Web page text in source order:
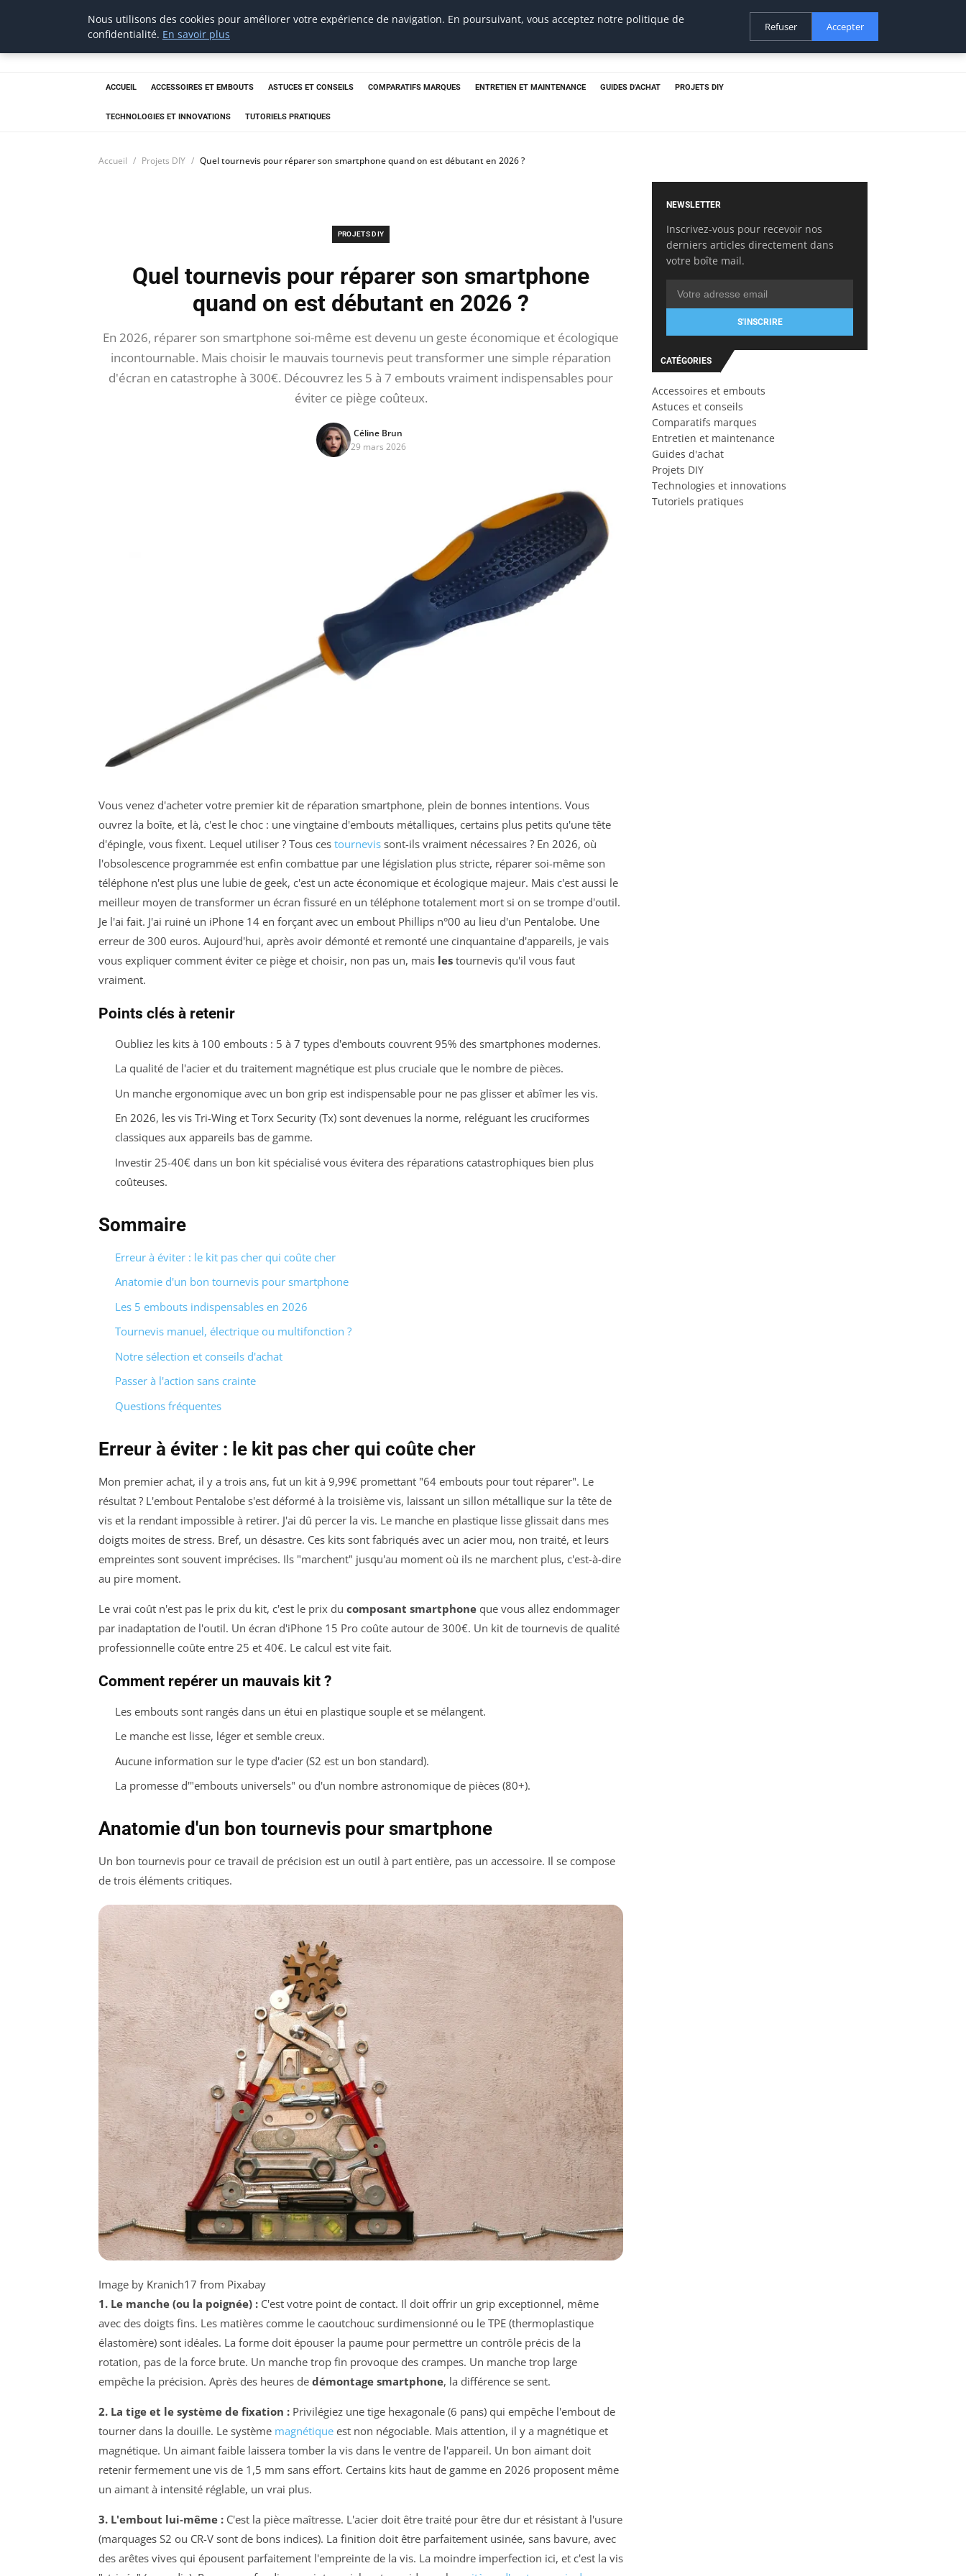
tournevis
malin
ACCUEIL ACCESSOIRES ET EMBOUTS ASTUCES ET CONSEILS COMPARATIFS MARQUES ENTRETIEN ET MAINTENANCE GUIDES D'ACHAT PROJETS DIY
TECHNOLOGIES ET INNOVATIONS TUTORIELS PRATIQUES
Accueil Projets DIY Quel tournevis pour réparer son smartphone quand on est débutant en 2026 ?
PROJETS DIY
Quel tournevis pour réparer son smartphone
quand on est débutant en 2026 ?
En 2026, réparer son smartphone soi-même est devenu un geste économique et écologique
incontournable. Mais choisir le mauvais tournevis peut transformer une simple réparation
d'écran en catastrophe à 300€. Découvrez les 5 à 7 embouts vraiment indispensables pour
éviter ce piège coûteux.
Céline Brun
29 mars 2026
Vous venez d'acheter votre premier kit de réparation smartphone, plein de bonnes intentions. Vous
ouvrez la boîte, et là, c'est le choc : une vingtaine d'embouts métalliques, certains plus petits qu'une tête
d'épingle, vous fixent. Lequel utiliser ? Tous ces tournevis sont-ils vraiment nécessaires ? En 2026, où
l'obsolescence programmée est enfin combattue par une législation plus stricte, réparer soi-même son
téléphone n'est plus une lubie de geek, c'est un acte économique et écologique majeur. Mais c'est aussi le
meilleur moyen de transformer un écran fissuré en un téléphone totalement mort si on se trompe d'outil.
Je l'ai fait. J'ai ruiné un iPhone 14 en forçant avec un embout Phillips n°00 au lieu d'un Pentalobe. Une
erreur de 300 euros. Aujourd'hui, après avoir démonté et remonté une cinquantaine d'appareils, je vais
vous expliquer comment éviter ce piège et choisir, non pas un, mais les tournevis qu'il vous faut
vraiment.
Points clés à retenir
Oubliez les kits à 100 embouts : 5 à 7 types d'embouts couvrent 95% des smartphones modernes.
La qualité de l'acier et du traitement magnétique est plus cruciale que le nombre de pièces.
Un manche ergonomique avec un bon grip est indispensable pour ne pas glisser et abîmer les vis.
En 2026, les vis Tri-Wing et Torx Security (Tx) sont devenues la norme, reléguant les cruciformes
classiques aux appareils bas de gamme.
Investir 25-40€ dans un bon kit spécialisé vous évitera des réparations catastrophiques bien plus
coûteuses.
Sommaire
Erreur à éviter : le kit pas cher qui coûte cher
Anatomie d'un bon tournevis pour smartphone
Les 5 embouts indispensables en 2026
Tournevis manuel, électrique ou multifonction ?
Notre sélection et conseils d'achat
Passer à l'action sans crainte
Questions fréquentes
Erreur à éviter : le kit pas cher qui coûte cher
Mon premier achat, il y a trois ans, fut un kit à 9,99€ promettant "64 embouts pour tout réparer". Le
résultat ? L'embout Pentalobe s'est déformé à la troisième vis, laissant un sillon métallique sur la tête de
vis et la rendant impossible à retirer. J'ai dû percer la vis. Le manche en plastique lisse glissait dans mes
doigts moites de stress. Bref, un désastre. Ces kits sont fabriqués avec un acier mou, non traité, et leurs
empreintes sont souvent imprécises. Ils "marchent" jusqu'au moment où ils ne marchent plus, c'est-à-dire
au pire moment.
Le vrai coût n'est pas le prix du kit, c'est le prix du composant smartphone que vous allez endommager
par inadaptation de l'outil. Un écran d'iPhone 15 Pro coûte autour de 300€. Un kit de tournevis de qualité
professionnelle coûte entre 25 et 40€. Le calcul est vite fait.
Comment repérer un mauvais kit ?
Les embouts sont rangés dans un étui en plastique souple et se mélangent.
Le manche est lisse, léger et semble creux.
Aucune information sur le type d'acier (S2 est un bon standard).
La promesse d'"embouts universels" ou d'un nombre astronomique de pièces (80+).
Anatomie d'un bon tournevis pour smartphone
Un bon tournevis pour ce travail de précision est un outil à part entière, pas un accessoire. Il se compose
de trois éléments critiques.
Image by Kranich17 from Pixabay
1. Le manche (ou la poignée) : C'est votre point de contact. Il doit offrir un grip exceptionnel, même
avec des doigts fins. Les matières comme le caoutchouc surdimensionné ou le TPE (thermoplastique
élastomère) sont idéales. La forme doit épouser la paume pour permettre un contrôle précis de la
rotation, pas de la force brute. Un manche trop fin provoque des crampes. Un manche trop large
empêche la précision. Après des heures de démontage smartphone, la différence se sent.
2. La tige et le système de fixation : Privilégiez une tige hexagonale (6 pans) qui empêche l'embout de
tourner dans la douille. Le système magnétique est non négociable. Mais attention, il y a magnétique et
magnétique. Un aimant faible laissera tomber la vis dans le ventre de l'appareil. Un bon aimant doit
retenir fermement une vis de 1,5 mm sans effort. Certains kits haut de gamme en 2026 proposent même
un aimant à intensité réglable, un vrai plus.
3. L'embout lui-même : C'est la pièce maîtresse. L'acier doit être traité pour être dur et résistant à l'usure
(marquages S2 ou CR-V sont de bons indices). La finition doit être parfaitement usinée, sans bavure, avec
des arêtes vives qui épousent parfaitement l'empreinte de la vis. La moindre imperfection ici, et c'est la vis
NEWSLETTER
Inscrivez-vous pour recevoir nos
derniers articles directement dans
votre boîte mail.
S'INSCRIRE
CATÉGORIES
Accessoires et embouts
Astuces et conseils
Comparatifs marques
Entretien et maintenance
Guides d'achat
Projets DIY
Technologies et innovations
Tutoriels pratiques
Nous utilisons des cookies pour améliorer votre expérience de navigation. En poursuivant, vous acceptez notre politique de
confidentialité. En savoir plus
Refuser Accepter